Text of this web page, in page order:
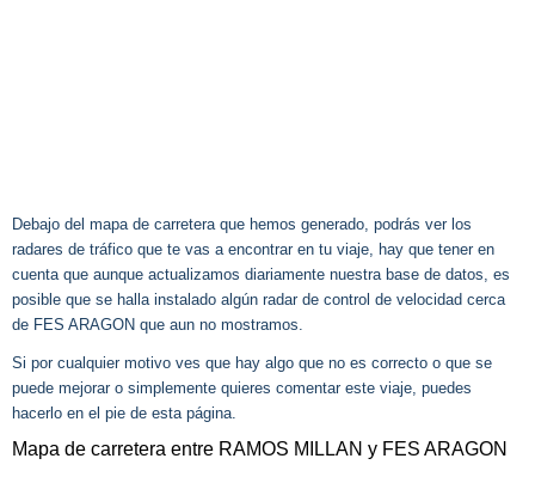
Debajo del mapa de carretera que hemos generado, podrás ver los
radares de tráfico que te vas a encontrar en tu viaje, hay que tener en
cuenta que aunque actualizamos diariamente nuestra base de datos, es
posible que se halla instalado algún radar de control de velocidad cerca
de FES ARAGON que aun no mostramos.
Si por cualquier motivo ves que hay algo que no es correcto o que se
puede mejorar o simplemente quieres comentar este viaje, puedes
hacerlo en el pie de esta página.
Mapa de carretera entre RAMOS MILLAN y FES ARAGON